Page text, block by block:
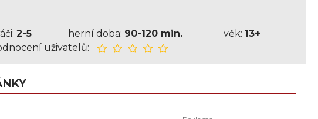
2-5 herní doba: 90-120 min. věk: 13+
uživatelů: